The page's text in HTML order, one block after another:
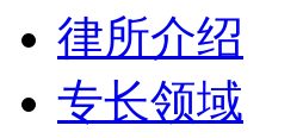
律所介绍
专长领域